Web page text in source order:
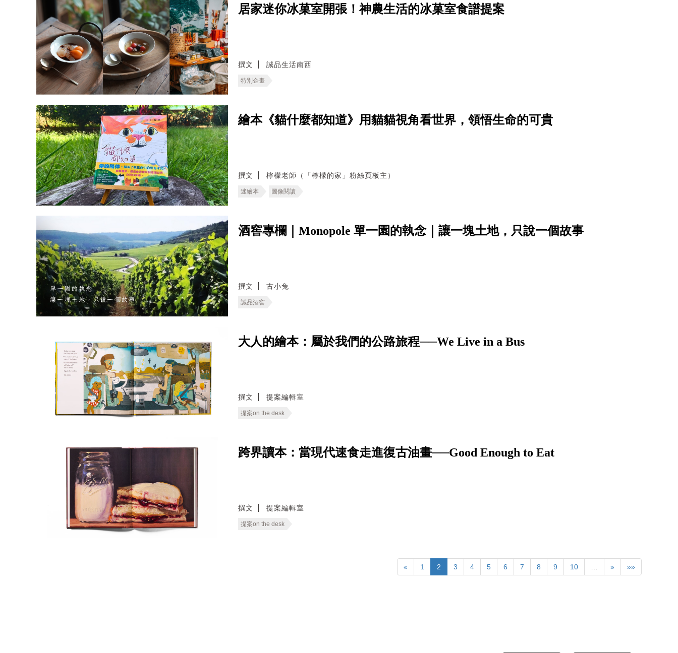
居家迷你冰菓室開張！神農生活的冰菓室食譜提案
撰文 誠品生活南西
特別企畫
繪本《貓什麼都知道》用貓貓視角看世界，領悟生命的可貴
撰文 檸檬老師（「檸檬的家」粉絲頁板主）
迷繪本 圖像閱讀
酒窖專欄｜Monopole 單一園的執念｜讓一塊土地，只說一個故事
撰文 古小兔
誠品酒窖
大人的繪本：屬於我們的公路旅程──We Live in a Bus
撰文 提案編輯室
提案on the desk
跨界讀本：當現代速食走進復古油畫──Good Enough to Eat
撰文 提案編輯室
提案on the desk
« 1 2 3 4 5 6 7 8 9 10 … » »»